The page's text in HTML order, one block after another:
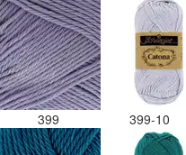
399 399-10